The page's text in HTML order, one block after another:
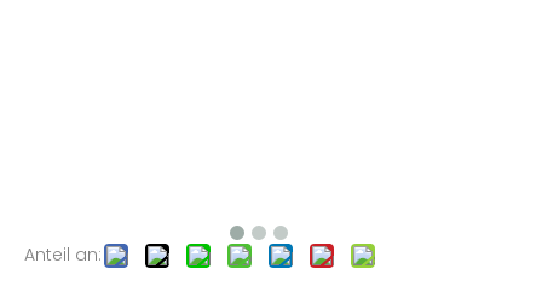
Anteil an: